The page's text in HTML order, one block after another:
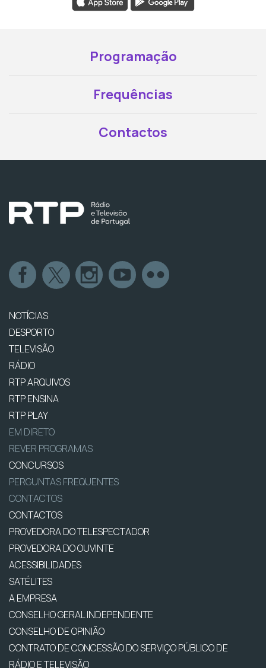
Programação
Frequências
Contactos
NOTÍCIAS
DESPORTO
TELEVISÃO
RÁDIO
RTP ARQUIVOS
RTP ENSINA
RTP PLAY
EM DIRETO
REVER PROGRAMAS
CONCURSOS
PERGUNTAS FREQUENTES
CONTACTOS
CONTACTOS
PROVEDORA DO TELESPECTADOR
PROVEDORA DO OUVINTE
ACESSIBILIDADES
SATÉLITES
A EMPRESA
CONSELHO GERAL INDEPENDENTE
CONSELHO DE OPINIÃO
CONTRATO DE CONCESSÃO DO SERVIÇO PÚBLICO DE
RÁDIO E TELEVISÃO